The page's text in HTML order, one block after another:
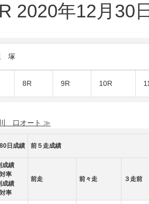
2020年12月30
塚
8R 9R 10R
口オート ≫
日成績 前５走成績
成績
率
成績
率
前走 前々走 ３走前